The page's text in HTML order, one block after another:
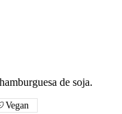
de soja.
Vegan